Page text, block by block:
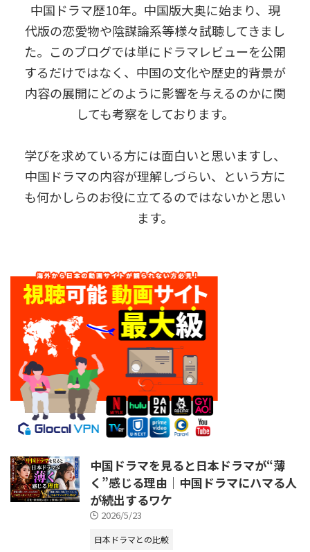
中国ドラマ歴10年。中国版大奥に始まり、現
代版の恋愛物や陰謀論系等様々試聴してきまし
た。このブログでは単にドラマレビューを公開
するだけではなく、中国の文化や歴史的背景が
内容の展開にどのように影響を与えるのかに関
しても考察をしております。
学びを求めている方には面白いと思いますし、
中国ドラマの内容が理解しづらい、という方に
も何かしらのお役に立てるのではないかと思い
ます。
中国ドラマを見ると日本ドラマが“薄
く”感じる理由｜中国ドラマにハマる人
が続出するワケ
2026/5/23
日本ドラマとの比較